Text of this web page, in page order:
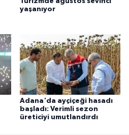
yaşanıyor
Adana'da ayçiçeği hasadı
başladı: Verimli sezon
üreticiyi umutlandırdı